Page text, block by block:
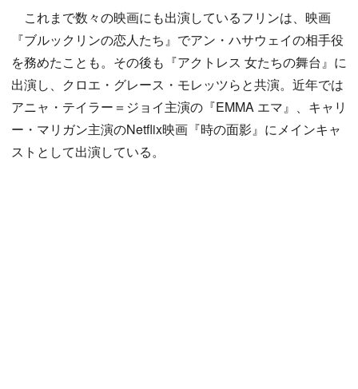
これまで数々の映画にも出演しているフリンは、映画
『ブルックリンの恋人たち』でアン・ハサウェイの相手役
を務めたことも。その後も『アクトレス 女たちの舞台』に
出演し、クロエ・グレース・モレッツらと共演。近年では
アニャ・テイラー＝ジョイ主演の『EMMA エマ』、キャリ
ー・マリガン主演のNetflix映画『時の面影』にメインキャ
ストとして出演している。